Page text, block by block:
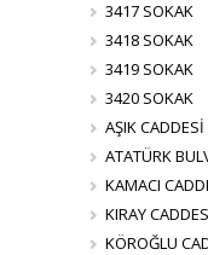
3417 SOKAK
3418 SOKAK
3419 SOKAK
3420 SOKAK
AŞIK CADDESİ
ATATÜRK
KAMACI
KIRAY
KÖROĞLU